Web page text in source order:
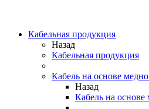
Кабельная продукция
Назад
Кабельная продукция
Кабель на основе
Назад
Кабель на